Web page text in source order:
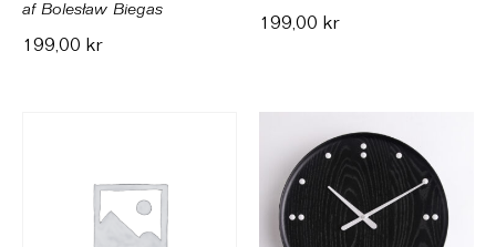
af Bolesław Biegas
199,00 kr
199,00 kr